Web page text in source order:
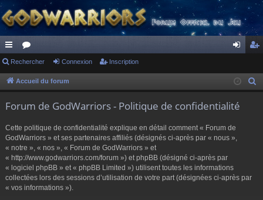
ac
co
s
or
u ne cri
Rechercher Connexion Inscription
Accueil du forum
Forum de GodWarriors - Politique de confidentialité
Cette politique de confidentialité explique en détail comment « Forum de
GodWarriors » et ses partenaires affiliés (désignés ci-après par « nous »,
« notre », « nos », « Forum de GodWarriors » et
« http://www.godwarriors.com/forum ») et phpBB (désigné ci-après par
« logiciel phpBB » et « phpBB Limited ») utilisent toutes les informations
collectées lors des sessions d’utilisation de votre part (désignées ci-après par
« vos informations »).